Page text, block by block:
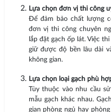
Lựa chọn đơn vị thi công
Để đảm bảo chất lượng
đơn vị thi công chuyên
lắp đặt gạch ốp lát. Việc
giữ được độ bền lâu dài
không gian.
Lựa chọn loại gạch phù
Tùy thuộc vào nhu cầu
mẫu gạch khác nhau.
gian phòng ngủ hay